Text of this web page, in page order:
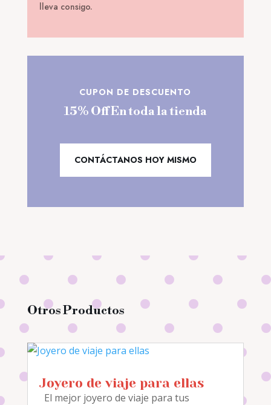
lleva consigo.
CUPON DE DESCUENTO
15% Off En toda la tienda
CONTÁCTANOS HOY MISMO
Otros Productos
Joyero de viaje para ellas
El mejor joyero de viaje para tus